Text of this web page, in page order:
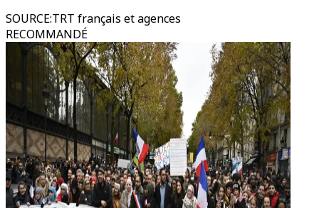
SOURCE:TRT français et agences
RECOMMANDÉ